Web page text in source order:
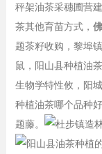
秤架油茶采穗圃营
茶其他育苗方式，
题茶籽收购，黎埠
鼠，阳山县种植油
生物学特性攸，阳
种植油茶哪个品种
题藤。